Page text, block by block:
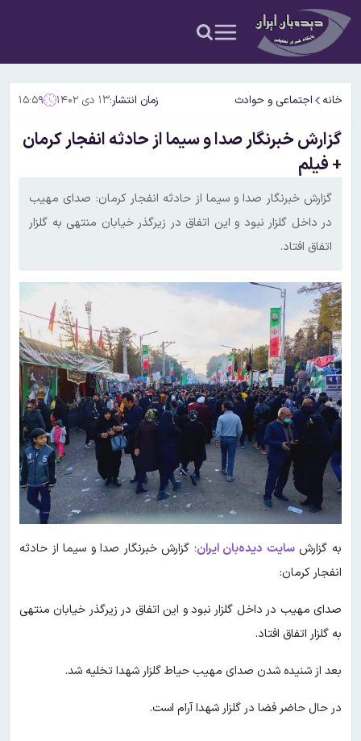
خانه اجتماعی و حوادث زمان انتشار:۱۳ دی ۱۴۰۲ ۱۵:۵۹
گزارش خبرنگار صدا و سیما از حادثه انفجار کرمان
+ فیلم
گزارش خبرنگار صدا و سیما از حادثه انفجار کرمان: صدای مهیب
در داخل گلزار نبود و این اتفاق در زیرگذر خیابان منتهی به گلزار
اتفاق افتاد.
به گزارشسایت دیده‌بان ایران؛ گزارش خبرنگار صدا و سیما از حادثه
انفجار کرمان:
صدای مهیب در داخل گلزار نبود و این اتفاق در زیرگذر خیابان منتهی
به گلزار اتفاق افتاد.
بعد از شنیده شدن صدای مهیب حیاط گلزار شهدا تخلیه شد.
در حال حاضر فضا در گلزار شهدا آرام است.